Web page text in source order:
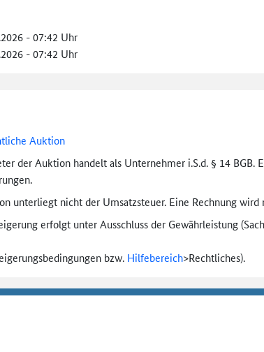
- 07:42 Uhr
- 07:42 Uhr
Auktion
der Auktion handelt als Unternehmer i.S.d. § 14
unterliegt nicht der Umsatzsteuer. Eine Rechnung
erfolgt unter Ausschluss der Gewährleistung
bzw. Hilfebereich>Rechtliches).